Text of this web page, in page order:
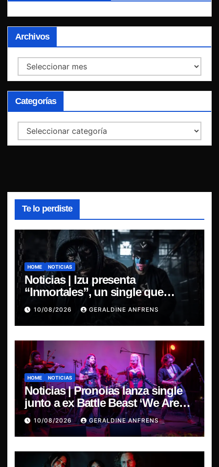
Archivos
Archivos
Categorías
Categorías
Te lo perdiste
HOME NOTICIAS
Noticias | Izu presenta
“Inmortales”, un single que
marca su esperado regreso.
10/08/2026 GERALDINE ANFRENS
HOME NOTICIAS
Noticias | Pronoias lanza single
junto a ex Battle Beast ‘We Are
The Same’ une el metal de Chile y
Finlandia.
10/08/2026 GERALDINE ANFRENS